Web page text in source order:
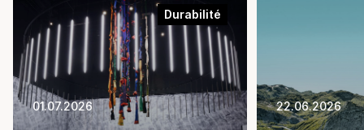
Durabilité
01.07.2026 22.06.2026